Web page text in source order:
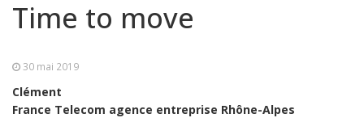
Time to move
30 mai 2019
Clément
France Telecom agence entreprise Rhône-Alpes